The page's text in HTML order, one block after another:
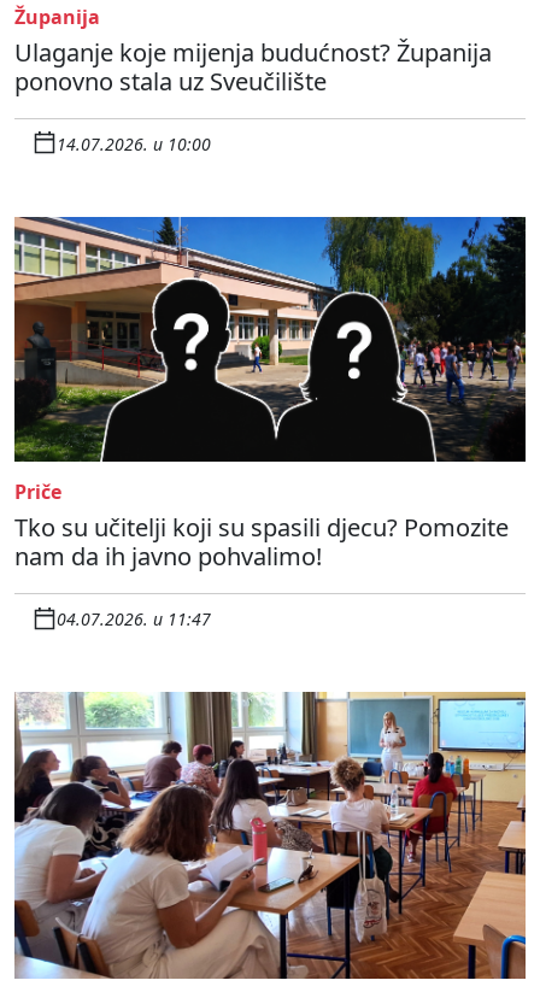
Županija
Ulaganje koje mijenja budućnost? Županija
ponovno stala uz Sveučilište
14.07.2026. u 10:00
Priče
Tko su učitelji koji su spasili djecu? Pomozite
nam da ih javno pohvalimo!
04.07.2026. u 11:47